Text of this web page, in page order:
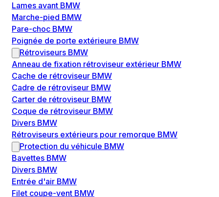
Lames avant BMW
Marche-pied BMW
Pare-choc BMW
Poignée de porte extérieure BMW
Rétroviseurs BMW
Anneau de fixation rétroviseur extérieur BMW
Cache de rétroviseur BMW
Cadre de rétroviseur BMW
Carter de rétroviseur BMW
Coque de rétroviseur BMW
Divers BMW
Rétroviseurs extérieurs pour remorque BMW
Protection du véhicule BMW
Bavettes BMW
Divers BMW
Entrée d'air BMW
Filet coupe-vent BMW